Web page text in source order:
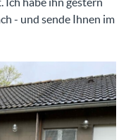
- und sende Ihnen im